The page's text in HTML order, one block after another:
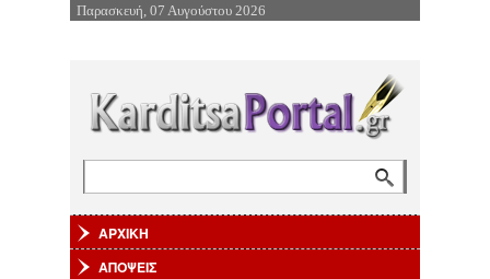
Επιστροφή στην Πλοήγηση
Παρασκευή, 07 Αυγούστου 2026
ΑΡΧΙΚΗ
ΑΠΟΨΕΙΣ